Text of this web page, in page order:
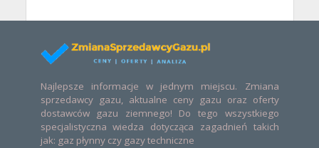
Najlepsze informacje w jednym miejscu. Zmiana
sprzedawcy gazu, aktualne ceny gazu oraz oferty
dostawców gazu ziemnego! Do tego wszystkiego
specjalistyczna wiedza dotycząca zagadnień takich
jak: gaz płynny czy gazy techniczne